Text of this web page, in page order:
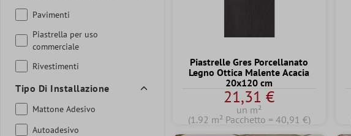
Pavimenti
Piastrella per uso
commerciale
Rivestimenti
Tipo Di Installazione
Mattone Adesivo
Autoadesivo
Piastrelle Gres Porcellanato
Legno Ottica Malente Acacia
20x120 cm
21,31 €
un m²
(1.92 m² Pacchetto = 40,91 €)